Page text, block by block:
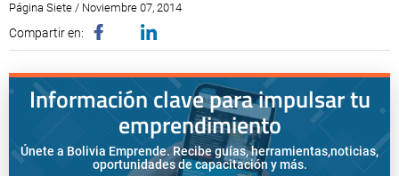
Página Siete / Noviembre 07, 2014
Compartir en:
Información clave para impulsar tu
emprendimiento
Únete a Bolivia Emprende. Recibe guías, herramientas,noticias,
oportunidades de capacitación y más.